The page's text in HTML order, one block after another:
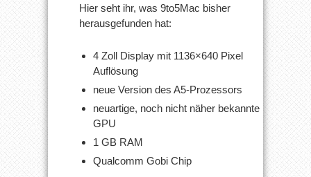
Hier seht ihr, was 9to5Mac bisher
herausgefunden hat:
4 Zoll Display mit 1136×640 Pixel
Auflösung
neue Version des A5-Prozessors
neuartige, noch nicht näher bekannte
GPU
1 GB RAM
Qualcomm Gobi Chip